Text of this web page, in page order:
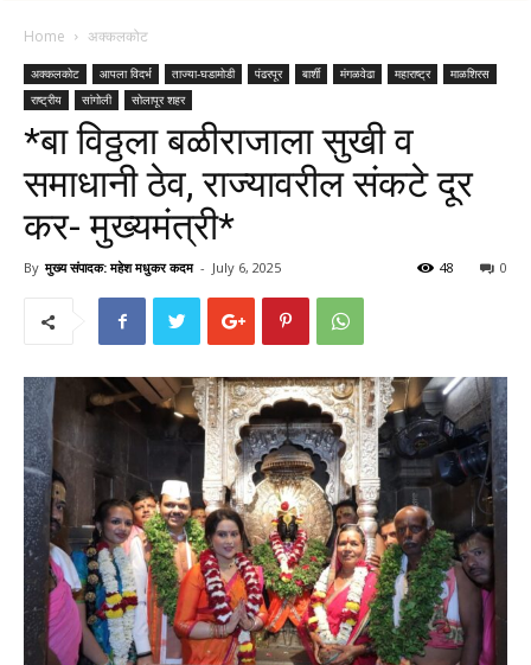
Home अक्कलकोट
अक्कलकोट आपला विदर्भ ताज्या-घडामोडी पंढरपूर बार्शी मंगळवेढा महाराष्ट्र
माळशिरस
राष्ट्रीय
सांगोली सोलापूर शहर
*बा विठ्ठला बळीराजाला सुखी व
समाधानी ठेव, राज्यावरील संकटे दूर
कर- मुख्यमंत्री*
By मुख्य संपादक: महेश मधुकर कदम - July 6, 2025 0
48